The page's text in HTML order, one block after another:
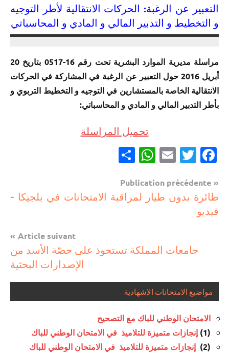
التعبير عن الرغبة: الحركات الانتقالية لأطر التوجيه
و التخطيط و التدبير المالي و المادي و المحاسباتي
مراسلة مديرية الموارد البشرية تحت رقم 16-0517 بتاريخ 20
أبريل 2016 حول التعبير عن الرغبة في المشاركة في الحركات
الانتقالية الخاصة بالمستشارين في التوجيه و التخطيط التربوي و
بأطر التدبير المالي و المادي و المحاسباتي:
تحميل المراسلة
Facebook
Twitter
Email
WhatsApp
مستجدات
تربوية
Navigation
de
l’article
Publication précédente
طائرة بدون طيار لمراقبة الامتحانات في بلجيكا –
فيديو
Article suivant
جامعات المملكة تستحوذ على حصّة الأسد من
الإصدارات البحثية
مواضيع الامتحانات الإشهادية
الامتحان الوطني للباك مع التصحيح
(1)
إنجازات متميزة للتلاميذ في الامتحان الوطني للباك
(2)
إنجازات متميزة للتلاميذ في الامتحان الوطني للباك